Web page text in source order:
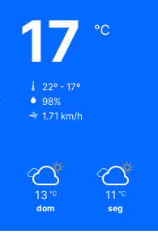
17 ℃
22º - 17º
98%
1.71 km/h
13 ℃
dom
11 ℃
seg